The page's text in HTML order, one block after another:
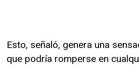
Esto, señaló, genera una
que podría romperse en